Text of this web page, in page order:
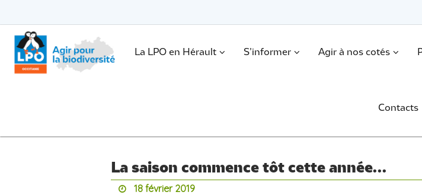
le
contenu
Passer
contenu
. La LPO en Hérault S’informer Agir à nos cotés
Contacts
La saison commence tôt cette année…
18 février 2019